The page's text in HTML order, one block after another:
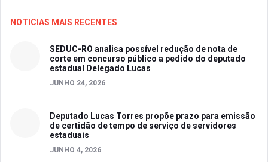
NOTICIAS MAIS RECENTES
SEDUC-RO analisa possível redução de nota de
corte em concurso público a pedido do deputado
estadual Delegado Lucas
JUNHO 24, 2026
Deputado Lucas Torres propõe prazo para emissão
de certidão de tempo de serviço de servidores
estaduais
JUNHO 4, 2026